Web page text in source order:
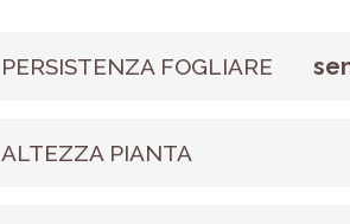
PERSISTENZA FOGLIARE
ALTEZZA PIANTA